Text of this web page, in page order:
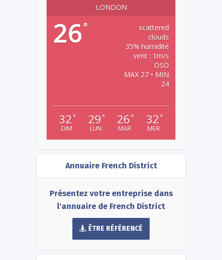
LONDON
26°
scattered
clouds
35% humidité
vent : 1m/s
OSO
MAX 27 • MIN
24
32 °
DIM
29 °
LUN
26 °
MAR
32 °
MER
Annuaire French District
Présentez votre entreprise dans
l'annuaire de French District
ÊTRE RÉFÉRENCÉ